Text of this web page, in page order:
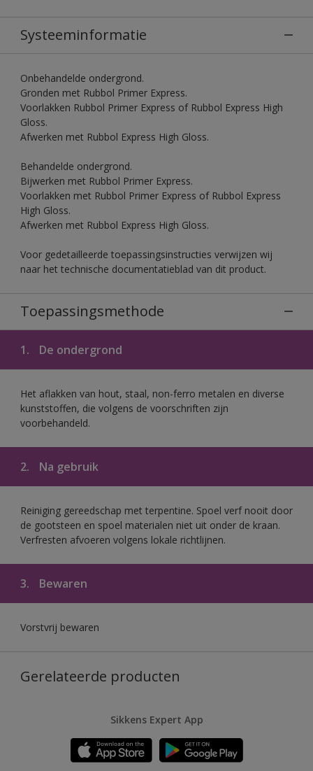
Systeeminformatie
Onbehandelde ondergrond.
Gronden met Rubbol Primer Express.
Voorlakken Rubbol Primer Express of Rubbol Express High
Gloss.
Afwerken met Rubbol Express High Gloss.
Behandelde ondergrond.
Bijwerken met Rubbol Primer Express.
Voorlakken met Rubbol Primer Express of Rubbol Express
High Gloss.
Afwerken met Rubbol Express High Gloss.
Voor gedetailleerde toepassingsinstructies verwijzen wij
naar het technische documentatieblad van dit product.
Toepassingsmethode
1. De ondergrond
Het aflakken van hout, staal, non-ferro metalen en diverse
kunststoffen, die volgens de voorschriften zijn
voorbehandeld.
2. Na gebruik
Reiniging gereedschap met terpentine. Spoel verf nooit door
de gootsteen en spoel materialen niet uit onder de kraan.
Verfresten afvoeren volgens lokale richtlijnen.
3. Bewaren
Vorstvrij bewaren
Gerelateerde producten
Sikkens Expert App